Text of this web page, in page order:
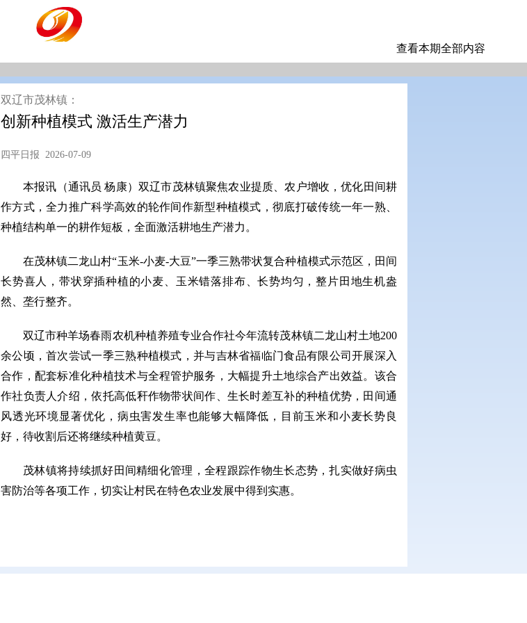
查看本期全部内容
双辽市茂林镇：
创新种植模式 激活生产潜力
四平日报 2026-07-09
本报讯（通讯员 杨康）双辽市茂林镇聚焦农业提质、农户增收，优化田间耕
作方式，全力推广科学高效的轮作间作新型种植模式，彻底打破传统一年一熟、
种植结构单一的耕作短板，全面激活耕地生产潜力。
在茂林镇二龙山村“玉米-小麦-大豆”一季三熟带状复合种植模式示范区，田间
长势喜人，带状穿插种植的小麦、玉米错落排布、长势均匀，整片田地生机盎
然、垄行整齐。
双辽市种羊场春雨农机种植养殖专业合作社今年流转茂林镇二龙山村土地200
余公顷，首次尝试一季三熟种植模式，并与吉林省福临门食品有限公司开展深入
合作，配套标准化种植技术与全程管护服务，大幅提升土地综合产出效益。该合
作社负责人介绍，依托高低秆作物带状间作、生长时差互补的种植优势，田间通
风透光环境显著优化，病虫害发生率也能够大幅降低，目前玉米和小麦长势良
好，待收割后还将继续种植黄豆。
茂林镇将持续抓好田间精细化管理，全程跟踪作物生长态势，扎实做好病虫
害防治等各项工作，切实让村民在特色农业发展中得到实惠。